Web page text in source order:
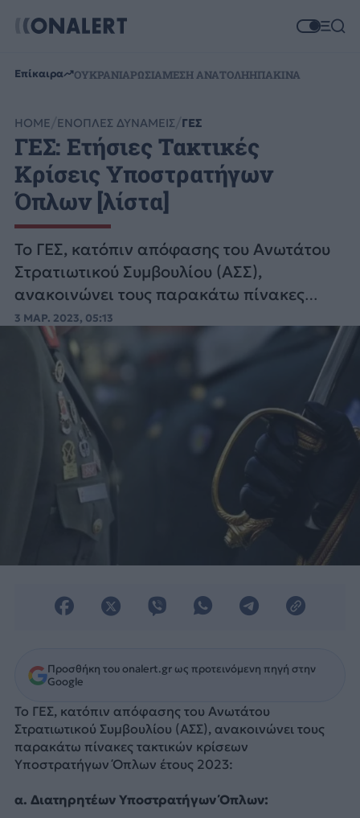
Επίκαιρα ΟΥΚΡΑΝΙΑΡΩΣΙΑΜΕΣΗ ΑΝΑΤΟΛΗΗΠΑΚΙΝΑ
HOME ΕΝΟΠΛΕΣ ΔΥΝΑΜΕΙΣ ΓΕΣ
ΓΕΣ: Ετήσιες Τακτικές
Κρίσεις Υποστρατήγων
Όπλων [λίστα]
Το ΓΕΣ, κατόπιν απόφασης του Ανωτάτου
Στρατιωτικού Συμβουλίου (ΑΣΣ),
ανακοινώνει τους παρακάτω πίνακες
τακτικών κρίσεων Υποστρατήγων Όπλων
έτους 2023:
3 ΜΑΡ. 2023, 05:13
Προσθήκη του onalert.gr ως προτεινόμενη πηγή στην
Google
Το ΓΕΣ, κατόπιν απόφασης του Ανωτάτου
Στρατιωτικού Συμβουλίου (ΑΣΣ), ανακοινώνει τους
παρακάτω πίνακες τακτικών κρίσεων
Υποστρατήγων Όπλων έτους 2023:
α. Διατηρητέων Υποστρατήγων Όπλων: